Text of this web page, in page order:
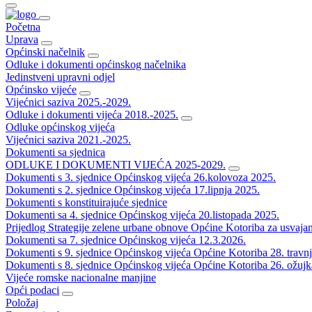
Početna
Uprava
Općinski načelnik
Odluke i dokumenti općinskog načelnika
Jedinstveni upravni odjel
Općinsko vijeće
Vijećnici saziva 2025.-2029.
Odluke i dokumenti vijeća 2018.-2025.
Odluke općinskog vijeća
Vijećnici saziva 2021.-2025.
Dokumenti sa sjednica
ODLUKE I DOKUMENTI VIJEĆA 2025-2029.
Dokumenti s 3. sjednice Općinskog vijeća 26.kolovoza 2025.
Dokumenti s 2. sjednice Općinskog vijeća 17.lipnja 2025.
Dokumenti s konstituirajuće sjednice
Dokumenti sa 4. sjednice Općinskog vijeća 20.listopada 2025.
Prijedlog Strategije zelene urbane obnove Općine Kotoriba za
Dokumenti sa 7. sjednice Općinskog vijeća 12.3.2026.
Dokumenti s 9. sjednice Općinskog vijeća Općine Kotoriba 28.
Dokumenti s 8. sjednice Općinskog vijeća Općine Kotoriba 26.
Vijeće romske nacionalne manjine
Opći podaci
Položaj